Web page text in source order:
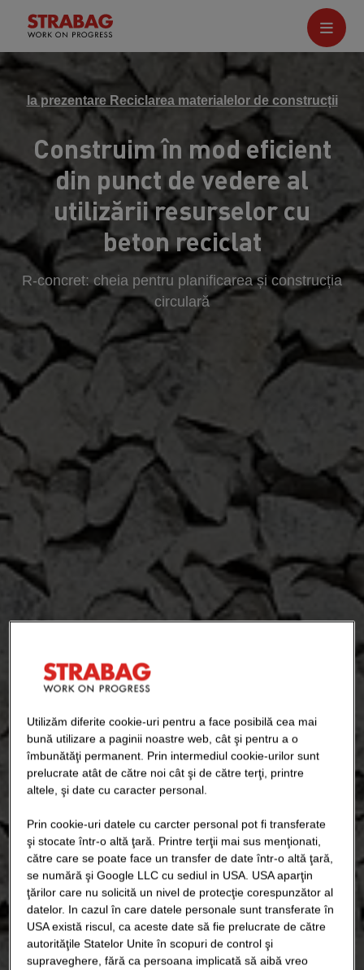
la prezentare Reciclarea materialelor de construcții
Construim în mod eficient
din punct de vedere al
utilizării resurselor cu
beton reciclat
R-concret: cheia pentru planificarea și construcția
circulară
Utilizăm diferite cookie-uri pentru a face posibilă cea mai
bună utilizare a paginii noastre web, cât şi pentru a o
îmbunătăţi permanent. Prin intermediul cookie-urilor sunt
prelucrate atât de către noi cât şi de către terţi, printre
altele, şi date cu caracter personal.
Prin cookie-uri datele cu carcter personal pot fi transferate
şi stocate într-o altă ţară. Printre terţii mai sus menţionati,
către care se poate face un transfer de date într-o altă ţară,
se numără şi Google LLC cu sediul in USA. USA aparţin
ţărilor care nu solicită un nivel de protecţie corespunzător al
datelor. In cazul în care datele personale sunt transferate în
USA există riscul, ca aceste date să fie prelucrate de către
autorităţile Statelor Unite în scopuri de control şi
supraveghere, fără ca persoana implicată să aibă vreo